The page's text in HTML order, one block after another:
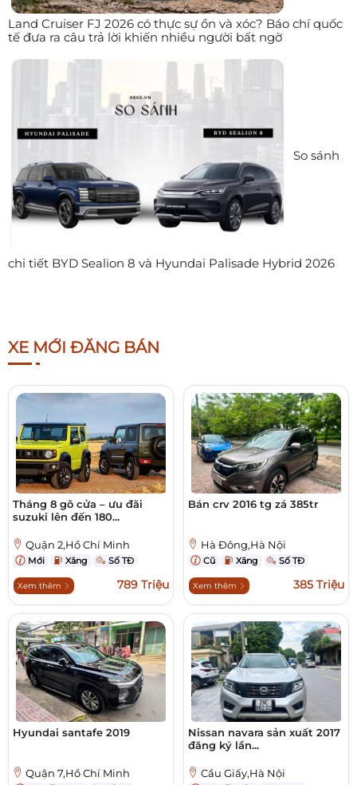
Land Cruiser FJ 2026 có thực sự ồn và xóc? Báo chí quốc
tế đưa ra câu trả lời khiến nhiều người bất ngờ
So sánh
chi tiết BYD Sealion 8 và Hyundai Palisade Hybrid 2026
XE MỚI ĐĂNG BÁN
Tháng 8 gõ cửa – ưu đãi
suzuki lên đến 180...
Quận 2,Hồ Chí Minh
Mới Xăng Số TĐ
Xem thêm 789 Triệu
Bán crv 2016 tg zá 385tr
Hà Đông,Hà Nội
Cũ Xăng Số TĐ
Xem thêm 385 Triệu
Hyundai santafe 2019
Quận 7,Hồ Chí Minh
Nissan navara sản xuất 2017
đăng ký lần...
Cầu Giấy,Hà Nội